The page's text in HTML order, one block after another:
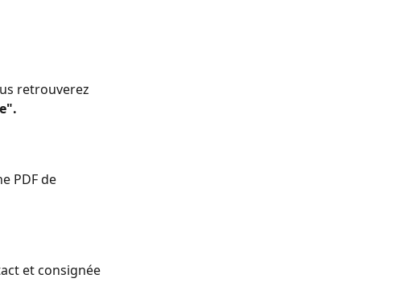
retrouverez
PDF de
et consignée